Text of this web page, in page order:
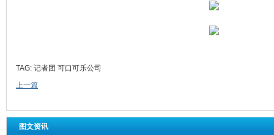
TAG: 记者团 可口可乐公司
上一篇
图文资讯